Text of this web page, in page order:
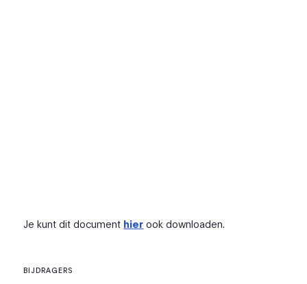
Je kunt dit document hier ook downloaden.
BIJDRAGERS